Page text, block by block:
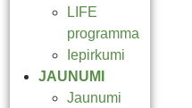
LIFE
programma
Iepirkumi
JAUNUMI
Jaunumi